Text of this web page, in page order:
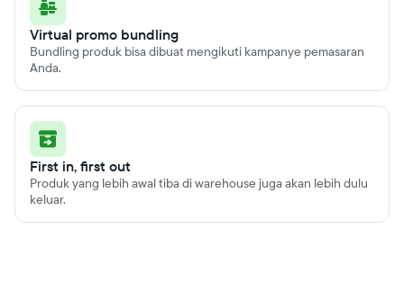
Virtual promo bundling
Bundling produk bisa dibuat mengikuti kampanye pemasaran
Anda.
First in, first out
Produk yang lebih awal tiba di warehouse juga akan lebih dulu
keluar.